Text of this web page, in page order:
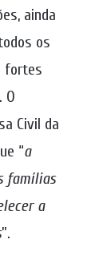
ainda
os
fortes
O
Civil da
“a
famílias
a
”.